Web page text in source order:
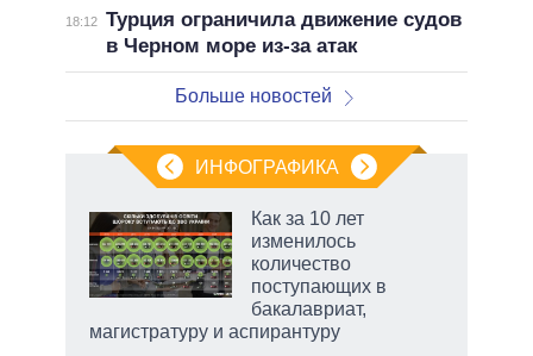
18:12 Турция ограничила движение судов
в Черном море из-за атак
Больше новостей
ИНФОГРАФИКА
Как за 10 лет
изменилось
количество
поступающих в
бакалавриат,
магистратуру и аспирантуру